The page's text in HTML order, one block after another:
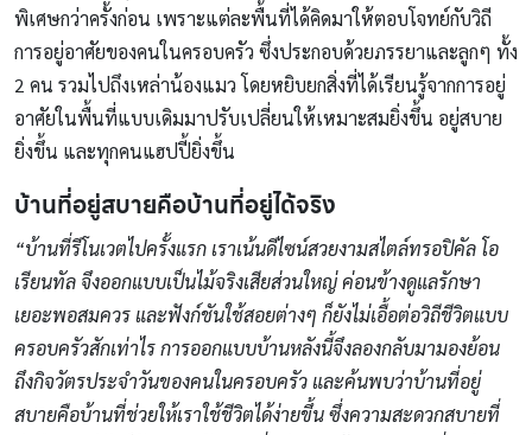
พิเศษกว่าครั้งก่อน เพราะแต่ละพื้นที่ได้คิดมาให้ตอบโจทย์กับวิถี
การอยู่อาศัยของคนในครอบครัว ซึ่งประกอบด้วยภรรยาและลูกๆ ทั้ง
2 คน รวมไปถึงเหล่าน้องแมว โดยหยิบยกสิ่งที่ได้เรียนรู้จากการอยู่
อาศัยในพื้นที่แบบเดิมมาปรับเปลี่ยนให้เหมาะสมยิ่งขึ้น อยู่สบาย
ยิ่งขึ้น และทุกคนแฮปปี้ยิ่งขึ้น
บ้านที่อยู่สบายคือบ้านที่อยู่ได้จริง
“บ้านที่รีโนเวตไปครั้งแรก เราเน้นดีไซน์สวยงามสไตล์ทรอปิคัล โอ
เรียนทัล จึงออกแบบเป็นไม้จริงเสียส่วนใหญ่ ค่อนข้างดูแลรักษา
เยอะพอสมควร และฟังก์ชันใช้สอยต่างๆ ก็ยังไม่เอื้อต่อวิถีชีวิตแบบ
ครอบครัวสักเท่าไร การออกแบบบ้านหลังนี้จึงลองกลับมามองย้อน
ถึงกิจวัตรประจำวันของคนในครอบครัว และค้นพบว่าบ้านที่อยู่
สบายคือบ้านที่ช่วยให้เราใช้ชีวิตได้ง่ายขึ้น ซึ่งความสะดวกสบายที่